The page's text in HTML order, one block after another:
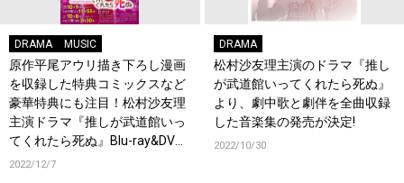
DRAMA MUSIC
原作平尾アウリ描き下ろし漫画
を収録した特典コミックスなど
豪華特典にも注目！松村沙友理
主演ドラマ『推しが武道館いっ
てくれたら死ぬ』Blu-ray&DVD
の発売が決定！
2022/12/7
DRAMA
松村沙友理主演のドラマ『推し
が武道館いってくれたら死ぬ』
より、劇中歌と劇伴を全曲収録
した音楽集の発売が決定!
2022/10/30